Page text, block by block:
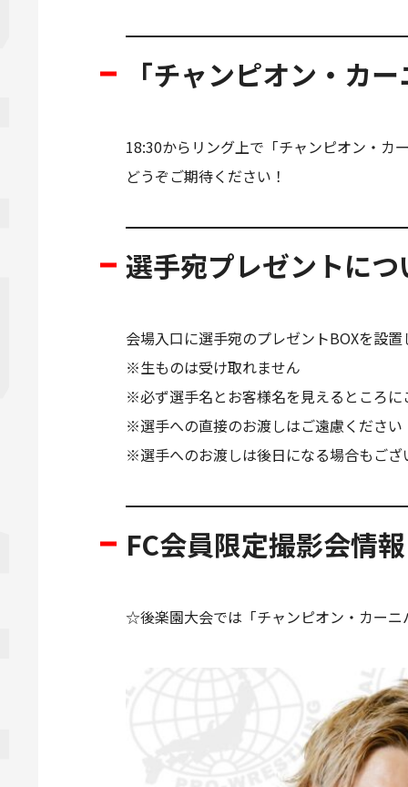
「チャンピオン・カ
18:30からリング上で「チャンピオン・カ
どうぞご期待ください！
選手宛プレゼントにつ
会場入口に選手宛のプレゼントBOXを設
※生ものは受け取れません
※必ず選手名とお客様名を見えるところに
※選手への直接のお渡しはご遠慮ください
※選手へのお渡しは後日になる場合もご
FC会員限定撮影会情報
☆後楽園大会では「チャンピオン・カー